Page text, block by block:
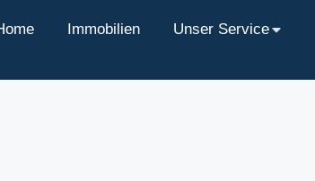
Immobilien Unser Service